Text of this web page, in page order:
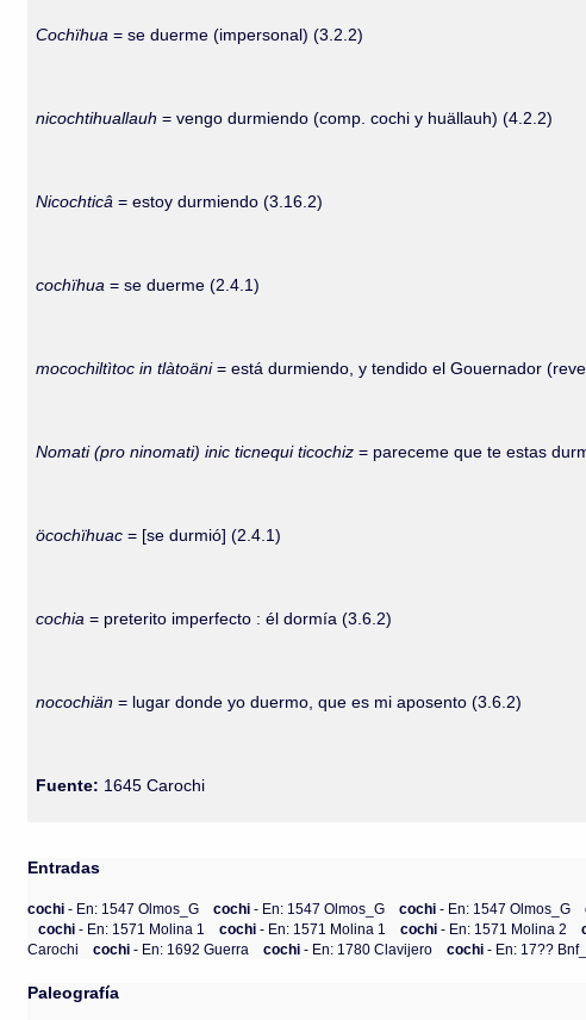
Cochïhua= se duerme (impersonal) (3.2.2)
nicochtihuallauh= vengo durmiendo (comp. cochi y huällauh) (4.2.2)
Nicochticâ= estoy durmiendo (3.16.2)
cochïhua= se duerme (2.4.1)
mocochiltìtoc in tlàtoäni= está durmiendo, y tendido el Gouernador
Nomati (pro ninomati) inic ticnequi ticochiz= pareceme que te estas
öcochïhuac= [se durmió] (2.4.1)
cochia= preterito imperfecto : él dormía (3.6.2)
nocochiän= lugar donde yo duermo, que es mi aposento (3.6.2)
Fuente: 1645 Carochi
Entradas
cochi- En: 1547 Olmos_G cochi- En: 1547 Olmos_G cochi- En: 1547 Olmos_G
cochi- En: 1571 Molina 1 cochi- En: 1571 Molina 1 cochi- En: 1571 Molina 2
Carochi
cochi- En: 1692 Guerra cochi- En: 1780 Clavijero cochi- En: 17??
Paleografía